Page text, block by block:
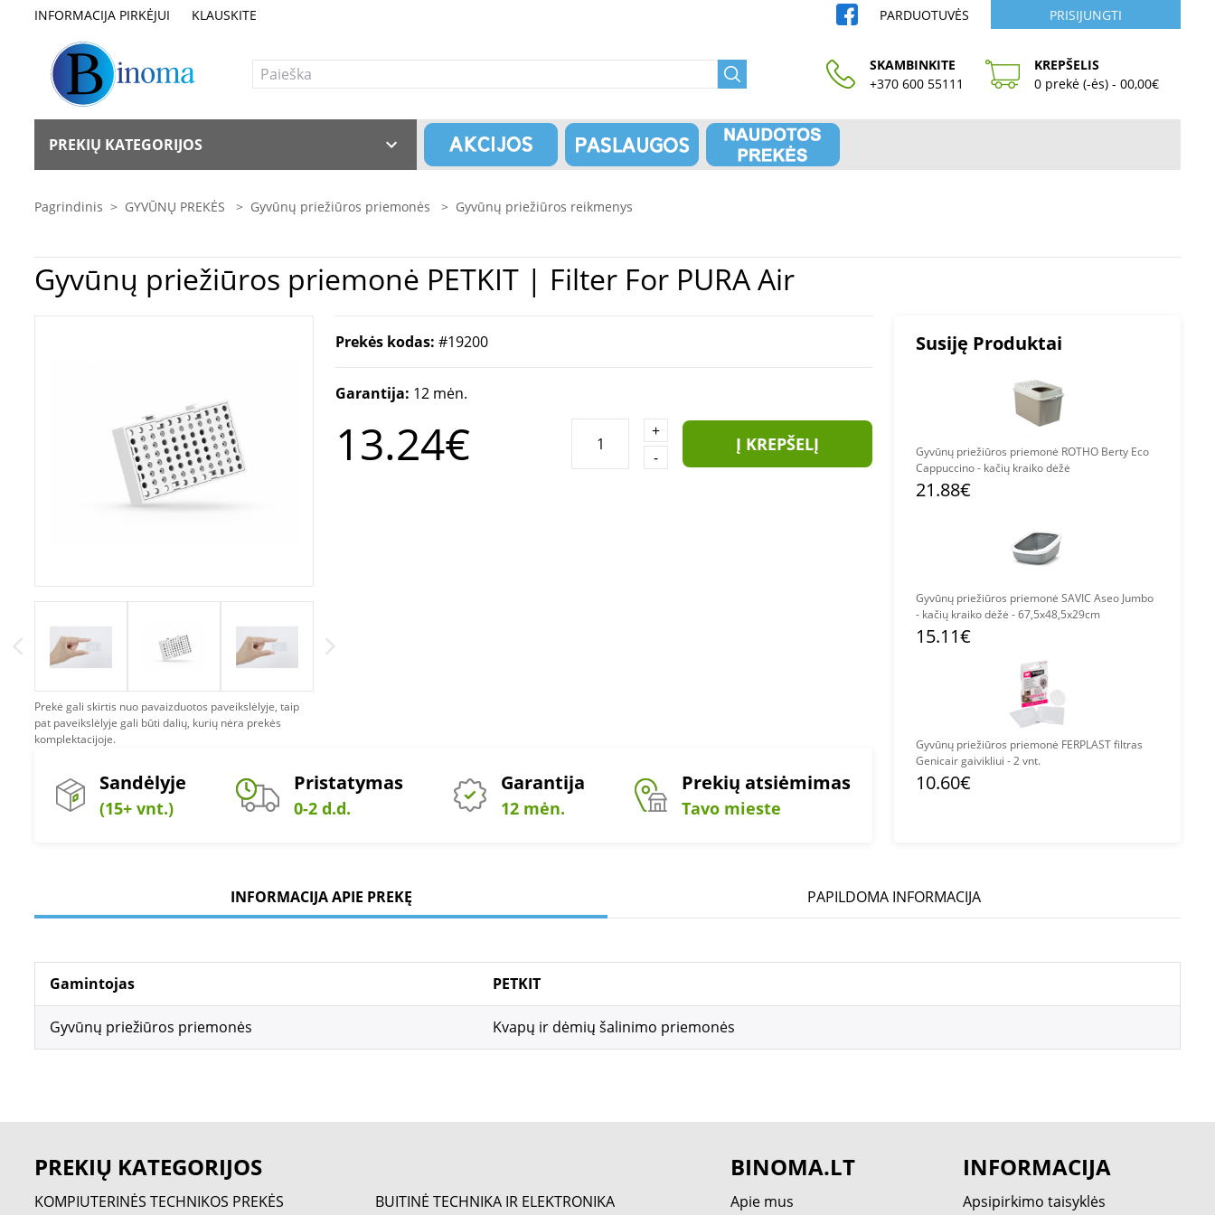
INFORMACIJA PIRKĖJUI KLAUSKITE PARDUOTUVĖS PRISIJUNGTI
SKAMBINKITE
+370 600 55111
KREPŠELIS
0 prekė (-ės) - 00,00€
PREKIŲ KATEGORIJOS
Pagrindinis > GYVŪNŲ PREKĖS > Gyvūnų priežiūros priemonės > Gyvūnų priežiūros reikmenys
Gyvūnų priežiūros priemonė PETKIT | Filter For PURA Air
Prekė gali skirtis nuo pavaizduotos paveikslėlyje, taip
pat paveikslėlyje gali būti dalių, kurių nėra prekės
komplektacijoje.
Prekės kodas: #19200
Garantija: 12 mėn.
13.24€
+
-
Į KREPŠELĮ
Sandėlyje
(15+ vnt.)
Pristatymas
0-2 d.d.
Garantija
12 mėn.
Prekių atsiėmimas
Tavo mieste
Susiję Produktai
Gyvūnų priežiūros priemonė ROTHO Berty Eco
Cappuccino - kačių kraiko dėžė
21.88€
Gyvūnų priežiūros priemonė SAVIC Aseo Jumbo
- kačių kraiko dėžė - 67,5x48,5x29cm
15.11€
Gyvūnų priežiūros priemonė FERPLAST filtras
Genicair gaivikliui - 2 vnt.
10.60€
INFORMACIJA APIE PREKĘ PAPILDOMA INFORMACIJA
Gamintojas PETKIT
Gyvūnų priežiūros priemonės Kvapų ir dėmių šalinimo priemonės
PREKIŲ KATEGORIJOS
KOMPIUTERINĖS TECHNIKOS PREKĖS BUITINĖ TECHNIKA IR ELEKTRONIKA
BINOMA.LT
Apie mus
INFORMACIJA
Apsipirkimo taisyklės